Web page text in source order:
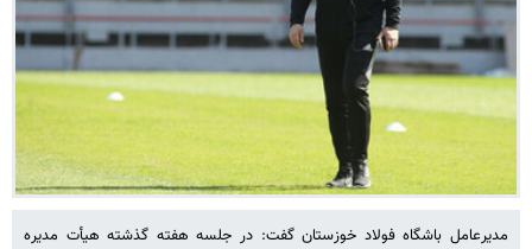
مدیرعامل باشگاه فولاد خوزستان گفت: در جلسه هفته گذشته هیأت مدیره